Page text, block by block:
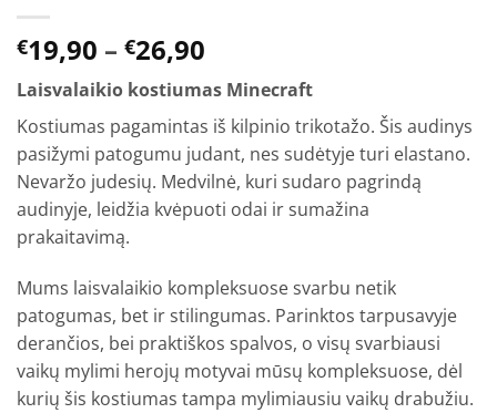
€19,90 – €26,90
range:
€19,90
through
€26,90
Laisvalaikio kostiumas Minecraft
Kostiumas pagamintas iš kilpinio trikotažo. Šis audinys
pasižymi patogumu judant, nes sudėtyje turi elastano.
Nevaržo judesių. Medvilnė, kuri sudaro pagrindą
audinyje, leidžia kvėpuoti odai ir sumažina
prakaitavimą.
Mums laisvalaikio kompleksuose svarbu netik
patogumas, bet ir stilingumas. Parinktos tarpusavyje
derančios, bei praktiškos spalvos, o visų svarbiausi
vaikų mylimi herojų motyvai mūsų kompleksuose, dėl
kurių šis kostiumas tampa mylimiausiu vaikų drabužiu.